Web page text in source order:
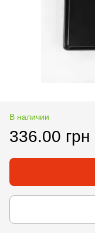
В наличии
336.00 грн